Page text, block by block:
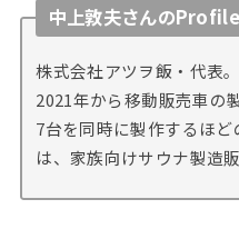
中上敦夫さんのProfile
株式会社アツヲ飯・代表
2021年から移動販売車の
7台を同時に製作するほ
は、家族向けサウナ製造